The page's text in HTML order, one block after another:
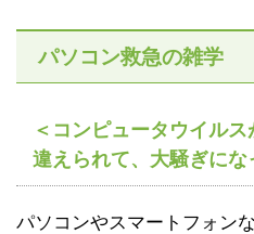
パソコン救急の雑学
＜コンピュータウイル
違えられて、大騒ぎにな
パソコンやスマートフォン